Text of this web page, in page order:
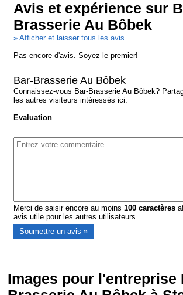
Avis et expérience sur
Brasserie Au Bôbek
» Afficher et laisser tous les avis
Pas encore d'avis. Soyez le premier!
Bar-Brasserie Au Bôbek
Connaissez-vous Bar-Brasserie Au Bôbek?
les autres visiteurs intéressés ici.
Evaluation
Merci de saisir encore au moins100 caractères
avis utile pour les autres utilisateurs.
Images pour l'entreprise